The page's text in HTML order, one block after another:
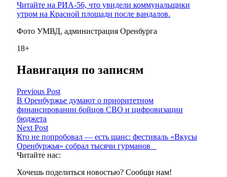
Читайте на РИА-56, что увидели коммунальщики
утром на Красной площади после вандалов.
Фото УМВД, администрация Оренбурга
18+
Навигация по записям
Previous Post
В Оренбуржье думают о приоритетном
финансировании бойцов СВО и цифровизации
бюджета
Next Post
Кто не попробовал — есть шанс: фестиваль «Вкусы
Оренбуржья» собрал тысячи гурманов
Читайте нас:
Хочешь поделиться новостью? Сообщи нам!